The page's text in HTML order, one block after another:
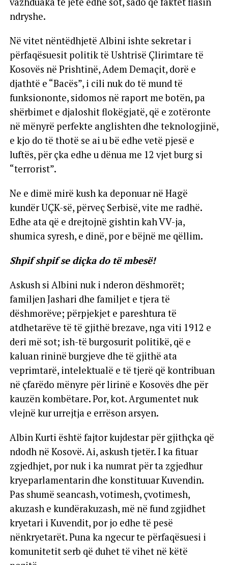
ndryshe.
Në vitet nëntëdhjetë Albini ishte sekretar i
përfaqësuesit politik të Ushtrisë Çlirimtare të
Kosovës në Prishtinë, Adem Demaçit, dorë e
djathtë e “Bacës”, i cili nuk do të mund të
funksiononte, sidomos në raport me botën, pa
shërbimet e djaloshit flokëgjatë, që e zotëronte
në mënyrë perfekte anglishten dhe teknologjinë,
e kjo do të thotë se ai u bë edhe vetë pjesë e
luftës, për çka edhe u dënua me 12 vjet burg si
“terrorist”.
Ne e dimë mirë kush ka deponuar në Hagë
kundër UÇK-së, përveç Serbisë, vite me radhë.
Edhe ata që e drejtojnë gishtin kah VV-ja,
shumica syresh, e dinë, por e bëjnë me qëllim.
Shpif shpif se diçka do të mbesë!
Askush si Albini nuk i nderon dëshmorët;
familjen Jashari dhe familjet e tjera të
dëshmorëve; përpjekjet e pareshtura të
atdhetarëve të të gjithë brezave, nga viti 1912 e
deri më sot; ish-të burgosurit politikë, që e
kaluan rininë burgjeve dhe të gjithë ata
veprimtarë, intelektualë e të tjerë që kontribuan
në çfarëdo mënyre për lirinë e Kosovës dhe për
kauzën kombëtare. Por, kot. Argumentet nuk
vlejnë kur urrejtja e errëson arsyen.
Albin Kurti është fajtor kujdestar për gjithçka që
ndodh në Kosovë. Ai, askush tjetër. I ka fituar
zgjedhjet, por nuk i ka numrat për ta zgjedhur
kryeparlamentarin dhe konstituuar Kuvendin.
Pas shumë seancash, votimesh, çvotimesh,
akuzash e kundërakuzash, më në fund zgjidhet
kryetari i Kuvendit, por jo edhe të pesë
nënkryetarët. Puna ka ngecur te përfaqësuesi i
komunitetit serb që duhet të vihet në këtë